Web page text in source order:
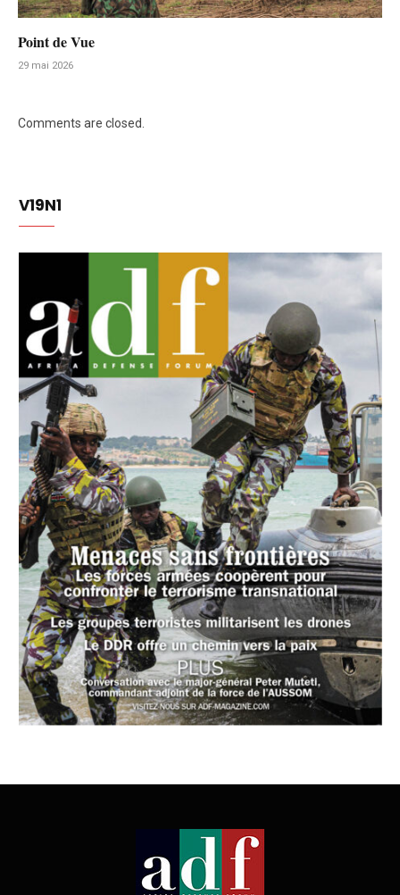
Point de Vue
29 mai 2026
Comments are closed.
V19N1